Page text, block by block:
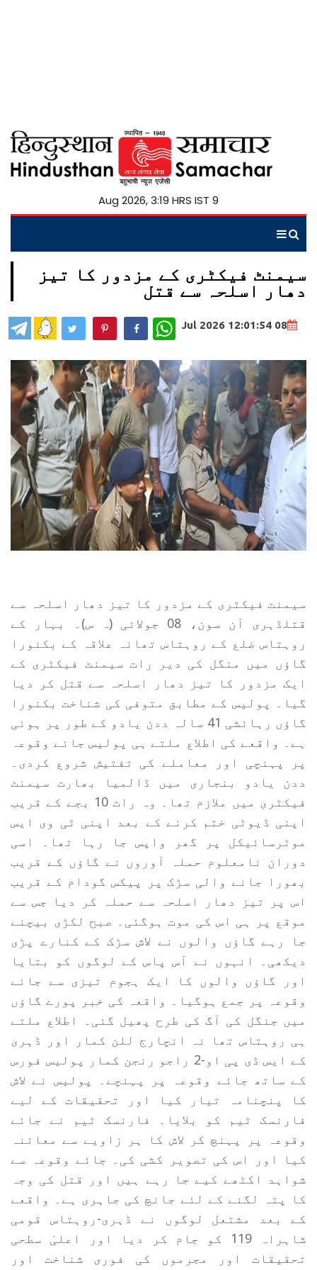
9 Aug 2026, 3:19 HRS IST
سیمنٹ فیکٹری کے مزدور کا تیز
دھار اسلحہ سے قتل
08 Jul 2026 12:01:54
WhatsApp
سیمنٹ فیکٹری کے مزدور کا تیز دھار اسلحہ سے
قتلڈہری آن سون، 08 جولائی (ہ س)۔ بہار کے
روہتاس ضلع کے روہتاس تھانہ علاقہ کے بکنورا
گاؤں میں منگل کی دیر رات سیمنٹ فیکٹری کے
ایک مزدور کا تیز دھار اسلحہ سے قتل کر دیا
گیا۔ پولیس کے مطابق متوفی کی شناخت بکنورا
گاؤں رہائشی 41 سالہ ددن یادو کے طور پر ہوئی
ہے۔ واقعے کی اطلاع ملتے ہی پولیس جائے وقوعہ
پر پہنچی اور معاملے کی تفتیش شروع کردی۔
ددن یادو بنجاری میں ڈالمیا بھارت سیمنٹ
فیکٹری میں ملازم تھا۔ وہ رات 10 بجے کے قریب
اپنی ڈیوٹی ختم کرنے کے بعد اپنی ٹی وی ایس
موٹرسائیکل پر گھر واپس جا رہا تھا۔ اسی
دوران نامعلوم حملہ آوروں نے گاؤں کے قریب
بھورا جانے والی سڑک پر پیکس گودام کے قریب
اس پر تیز دھار اسلحہ سے حملہ کر دیا جس سے
موقع پر ہی اس کی موت ہوگئی۔ صبح لکڑی بیچنے
جا رہے گاؤں والوں نے لاش سڑک کے کنارے پڑی
دیکھی۔ انہوں نے آس پاس کے لوگوں کو بتایا
اور گاؤں والوں کا ایک ہجوم تیزی سے جائے
وقوعہ پر جمع ہوگیا۔ واقعہ کی خبر پورے گاؤں
میں جنگل کی آگ کی طرح پھیل گئی۔ اطلاع ملتے
ہی روہتاس تھا نہ انچارج للن کمار اور ڈہری
کے ایس ڈی پی او-2 راجو رنجن کمار پولیس فورس
کے ساتھ جائے وقوعہ پر پہنچے۔ پولیس نے لاش
کا پنچنامہ تیار کیا اور تحقیقات کے لیے
فارنسک ٹیم کو بلایا۔ فارنسک ٹیم نے جائے
وقوعہ پر پہنچ کر لاش کا ہر زاویے سے معائنہ
کیا اور اس کی تصویر کشی کی۔ جائے وقوعہ سے
شواہد اکٹھے کیے جا رہے ہیں اور قتل کی وجہ
کا پتہ لگنے کے لئے جانچ کی جاہری ہے۔ واقعے
کے بعد مشتعل لوگوں نے ڈہری-روہتاس قومی
شاہراہ 119 کو جام کر دیا اور اعلیٰ سطحی
تحقیقات اور مجرموں کی فوری شناخت اور